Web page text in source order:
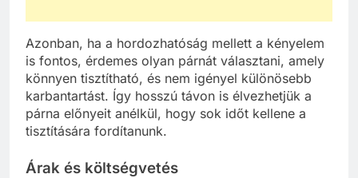
Azonban, ha a hordozhatóság mellett a kényelem
is fontos, érdemes olyan párnát választani, amely
könnyen tisztítható, és nem igényel különösebb
karbantartást. Így hosszú távon is élvezhetjük a
párna előnyeit anélkül, hogy sok időt kellene a
tisztítására fordítanunk.
Árak és költségvetés